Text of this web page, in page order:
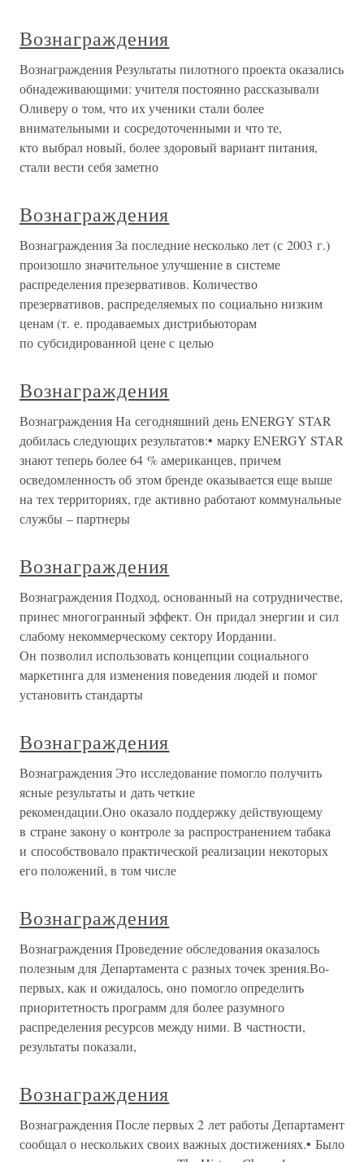
Вознаграждения
Вознаграждения Результаты пилотного проекта оказались
обнадеживающими: учителя постоянно рассказывали
Оливеру о том, что их ученики стали более
внимательными и сосредоточенными и что те,
кто выбрал новый, более здоровый вариант питания,
стали вести себя заметно
Вознаграждения
Вознаграждения За последние несколько лет (с 2003 г.)
произошло значительное улучшение в системе
распределения презервативов. Количество
презервативов, распределяемых по социально низким
ценам (т. е. продаваемых дистрибьюторам
по субсидированной цене с целью
Вознаграждения
Вознаграждения На сегодняшний день ENERGY STAR
добилась следующих результатов:• марку ENERGY STAR
знают теперь более 64 % американцев, причем
осведомленность об этом бренде оказывается еще выше
на тех территориях, где активно работают коммунальные
службы – партнеры
Вознаграждения
Вознаграждения Подход, основанный на сотрудничестве,
принес многогранный эффект. Он придал энергии и сил
слабому некоммерческому сектору Иордании.
Он позволил использовать концепции социального
маркетинга для изменения поведения людей и помог
установить стандарты
Вознаграждения
Вознаграждения Это исследование помогло получить
ясные результаты и дать четкие
рекомендации.Оно оказало поддержку действующему
в стране закону о контроле за распространением табака
и способствовало практической реализации некоторых
его положений, в том числе
Вознаграждения
Вознаграждения Проведение обследования оказалось
полезным для Департамента с разных точек зрения.Во-
первых, как и ожидалось, оно помогло определить
приоритетность программ для более разумного
распределения ресурсов между ними. В частности,
результаты показали,
Вознаграждения
Вознаграждения После первых 2 лет работы Департамент
сообщал о нескольких своих важных достижениях.• Было